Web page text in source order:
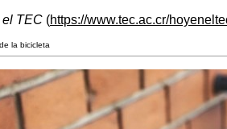
el TEC (https://www.tec.ac.cr/
la bicicleta